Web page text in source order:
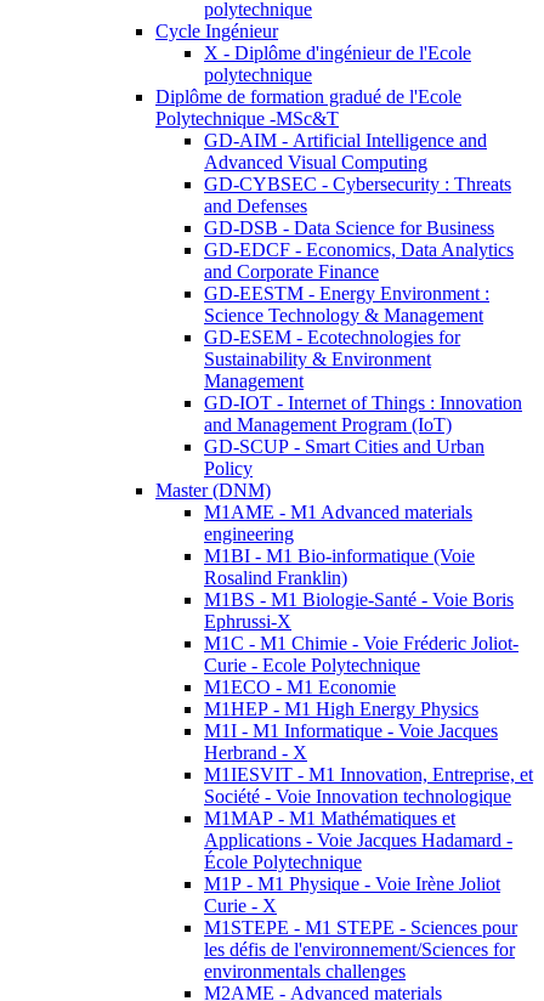
polytechnique
Cycle Ingénieur
X - Diplôme d'ingénieur de l'Ecole
polytechnique
Diplôme de formation gradué de l'Ecole
Polytechnique -MSc&T
GD-AIM - Artificial Intelligence and
Advanced Visual Computing
GD-CYBSEC - Cybersecurity : Threats
and Defenses
GD-DSB - Data Science for Business
GD-EDCF - Economics, Data Analytics
and Corporate Finance
GD-EESTM - Energy Environment :
Science Technology & Management
GD-ESEM - Ecotechnologies for
Sustainability & Environment
Management
GD-IOT - Internet of Things : Innovation
and Management Program (IoT)
GD-SCUP - Smart Cities and Urban
Policy
Master (DNM)
M1AME - M1 Advanced materials
engineering
M1BI - M1 Bio-informatique (Voie
Rosalind Franklin)
M1BS - M1 Biologie-Santé - Voie Boris
Ephrussi-X
M1C - M1 Chimie - Voie Fréderic Joliot-
Curie - Ecole Polytechnique
M1ECO - M1 Economie
M1HEP - M1 High Energy Physics
M1I - M1 Informatique - Voie Jacques
Herbrand - X
M1IESVIT - M1 Innovation, Entreprise, et
Société - Voie Innovation technologique
M1MAP - M1 Mathématiques et
Applications - Voie Jacques Hadamard -
École Polytechnique
M1P - M1 Physique - Voie Irène Joliot
Curie - X
M1STEPE - M1 STEPE - Sciences pour
les défis de l'environnement/Sciences for
environmentals challenges
M2AME - Advanced materials